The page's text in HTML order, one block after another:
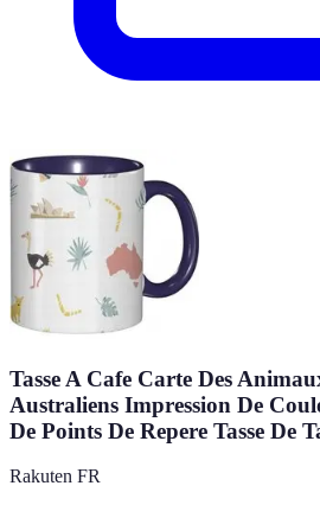
Tasse A Cafe Carte Des
Australiens Impression De
De Points De Repere Tasse De
Rakuten FR